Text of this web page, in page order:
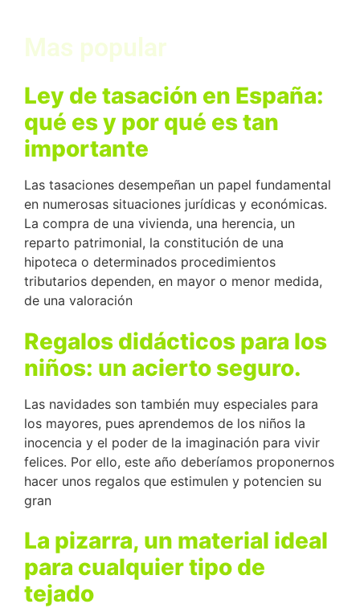
Mas popular
Ley de tasación en España:
qué es y por qué es tan
importante
Las tasaciones desempeñan un papel fundamental
en numerosas situaciones jurídicas y económicas.
La compra de una vivienda, una herencia, un
reparto patrimonial, la constitución de una
hipoteca o determinados procedimientos
tributarios dependen, en mayor o menor medida,
de una valoración
Regalos didácticos para los
niños: un acierto seguro.
Las navidades son también muy especiales para
los mayores, pues aprendemos de los niños la
inocencia y el poder de la imaginación para vivir
felices. Por ello, este año deberíamos proponernos
hacer unos regalos que estimulen y potencien su
gran
La pizarra, un material ideal
para cualquier tipo de
tejado